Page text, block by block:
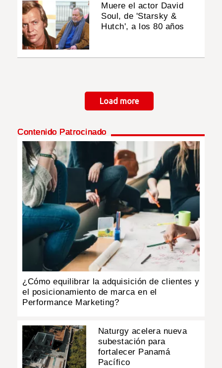
Muere el actor David
Soul, de 'Starsky &
Hutch', a los 80 años
Load more
Contenido Patrocinado
¿Cómo equilibrar la adquisición de clientes y
el posicionamiento de marca en el
Performance Marketing?
Naturgy acelera nueva
subestación para
fortalecer Panamá
Pacífico